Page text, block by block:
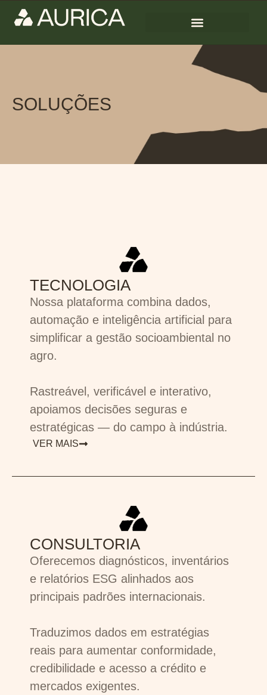
SOLUÇÕES
TECNOLOGIA
Nossa plataforma combina dados,
automação e inteligência artificial para
simplificar a gestão socioambiental no
agro.
Rastreável, verificável e interativo,
apoiamos decisões seguras e
estratégicas — do campo à indústria.
VER MAIS
CONSULTORIA
Oferecemos diagnósticos, inventários
e relatórios ESG alinhados aos
principais padrões internacionais.
Traduzimos dados em estratégias
reais para aumentar conformidade,
credibilidade e acesso a crédito e
mercados exigentes.